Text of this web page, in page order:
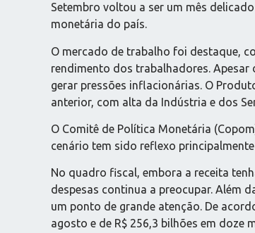
Setembro voltou a ser um mês
monetária do país.
O mercado de trabalho foi destaque,
rendimento dos trabalhadores.
gerar pressões inflacionárias. O
anterior, com alta da Indústria e dos
O Comitê de Política Monetária
cenário tem sido reflexo
No quadro fiscal, embora a receita
despesas continua a preocupar. Além
um ponto de grande atenção. De
agosto e de R$ 256,3 bilhões em doze